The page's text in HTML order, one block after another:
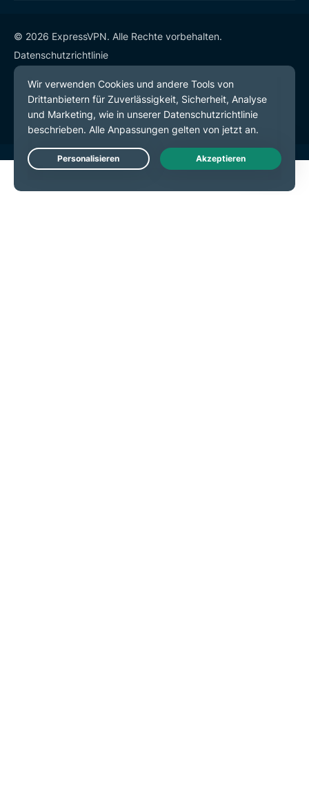
© 2026 ExpressVPN. Alle Rechte vorbehalten.
Datenschutzrichtlinie
Servicebedingungen
Cookie-Einstellungen
Live Chat